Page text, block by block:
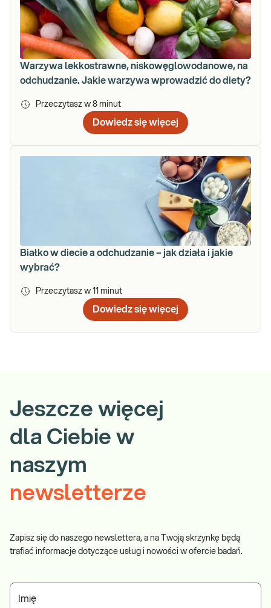
Warzywa lekkostrawne, niskowęglowodanowe, na
odchudzanie. Jakie warzywa wprowadzić do diety?
Przeczytasz w 8 minut
Dowiedz się więcej
Białko w diecie a odchudzanie – jak działa i jakie
wybrać?
Przeczytasz w 11 minut
Dowiedz się więcej
Jeszcze więcej
dla Ciebie w
naszym
newsletterze
Zapisz się do naszego newslettera, a na Twoją skrzynkę będą
trafiać informacje dotyczące usług i nowości w ofercie badań.
Imię